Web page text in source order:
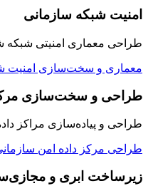
امنیت شبکه سازمانی
طراحی معماری امنیتی شبکه
معماری و سخت‌سازی امنیت
طراحی و سخت‌سازی
طراحی و پیاده‌سازی مراکز
طراحی مرکز داده امن
زیرساخت ابری و